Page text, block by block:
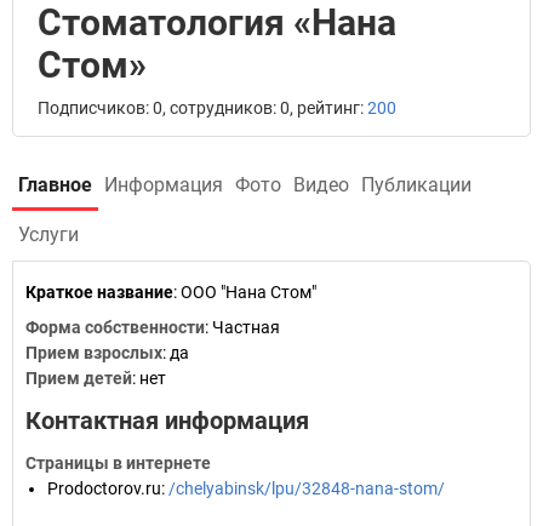
Стоматология «Нана
Стом»
Подписчиков: 0, сотрудников: 0, рейтинг:200
Главное Информация Фото Видео Публикации
Услуги
Краткое название:ООО "Нана Стом"
Форма собственности: Частная
Прием взрослых: да
Прием детей: нет
Контактная информация
Страницы в интернете
Prodoctorov.ru: /chelyabinsk/lpu/32848-nana-stom/